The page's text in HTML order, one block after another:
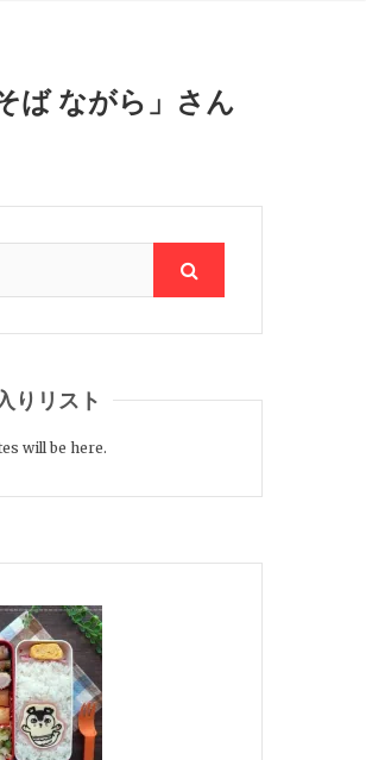
ば ながら」さん
りリスト
will be here.